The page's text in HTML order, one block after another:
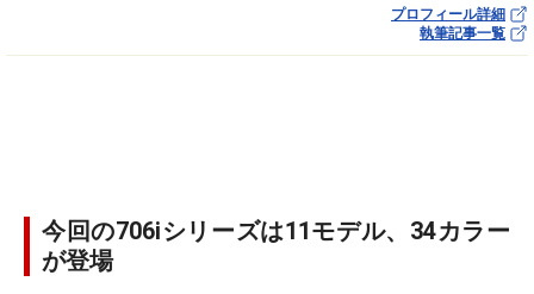
プロフィール詳細
執筆記事一覧
今回の706iシリーズは11モデル、34カラー
が登場